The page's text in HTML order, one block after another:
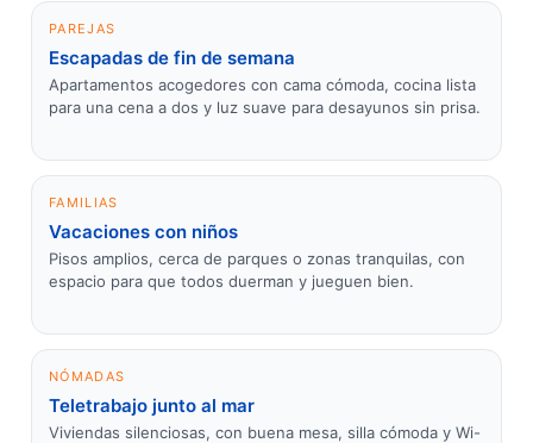
PAREJAS
Escapadas de fin de semana
Apartamentos acogedores con cama cómoda, cocina lista
para una cena a dos y luz suave para desayunos sin prisa.
FAMILIAS
Vacaciones con niños
Pisos amplios, cerca de parques o zonas tranquilas, con
espacio para que todos duerman y jueguen bien.
NÓMADAS
Teletrabajo junto al mar
Viviendas silenciosas, con buena mesa, silla cómoda y Wi-